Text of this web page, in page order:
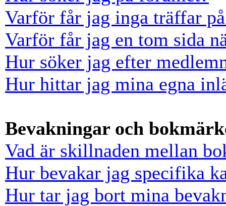
Varför får jag inga träffar
Varför får jag en tom sida
Hur söker jag efter
Hur hittar jag mina egna
Bevakningar och
Vad är skillnaden mellan
Hur bevakar jag specifika
Hur tar jag bort mina